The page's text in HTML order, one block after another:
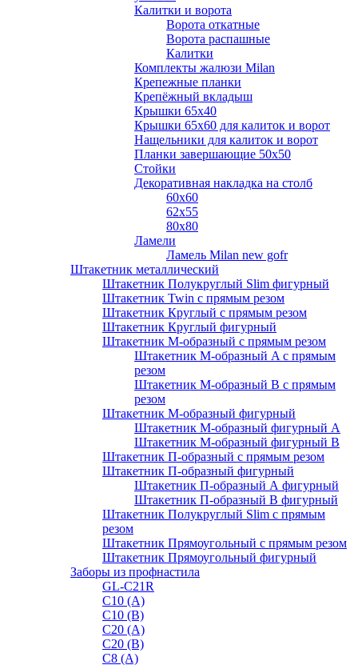
Калитки и ворота
Ворота откатные
Ворота распашные
Калитки
Комплекты жалюзи Milan
Крепежные планки
Крепёжный вкладыш
Крышки 65х40
Крышки 65х60 для калиток и ворот
Нащельники для калиток и ворот
Планки завершающие 50х50
Стойки
Декоративная накладка на столб
60х60
62х55
80х80
Ламели
Ламель Milan new gofr
Штакетник металлический
Штакетник Полукруглый Slim фигурный
Штакетник Twin с прямым резом
Штакетник Круглый с прямым резом
Штакетник Круглый фигурный
Штакетник М-образный с прямым резом
Штакетник М-образный A с прямым
резом
Штакетник М-образный B с прямым
резом
Штакетник М-образный фигурный
Штакетник М-образный фигурный A
Штакетник М-образный фигурный B
Штакетник П-образный с прямым резом
Штакетник П-образный фигурный
Штакетник П-образный А фигурный
Штакетник П-образный В фигурный
Штакетник Полукруглый Slim с прямым
резом
Штакетник Прямоугольный с прямым резом
Штакетник Прямоугольный фигурный
Заборы из профнастила
GL-С21R
С10 (A)
С10 (В)
С20 (А)
С20 (В)
С8 (A)